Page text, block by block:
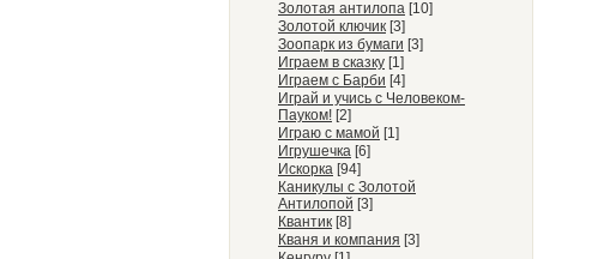
Золотая антилопа [10]
Золотой ключик [3]
Зоопарк из бумаги [3]
Играем в сказку [1]
Играем с Барби [4]
Играй и учись с Человеком-
Пауком! [2]
Играю с мамой [1]
Игрушечка [6]
Искорка [94]
Каникулы с Золотой
Антилопой [3]
Квантик [8]
Кваня и компания [3]